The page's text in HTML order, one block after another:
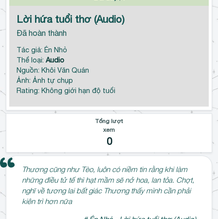
Lời hứa tuổi thơ (Audio)
Đã hoàn thành
Tác giả: Én Nhỏ
Thể loại:Audio
Nguồn: Khôi Văn Quán
Ảnh: Ảnh tự chụp
Rating: Không giới hạn độ tuổi
Tổng lượt
xem
0
Thương cũng như Tèo, luôn có niềm tin rằng khi làm
những điều tử tế thì hạt mầm sẽ nở hoa, lan tỏa. Chợt,
nghĩ về tương lai bất giác Thương thấy mình cần phải
kiên trì hơn nữa